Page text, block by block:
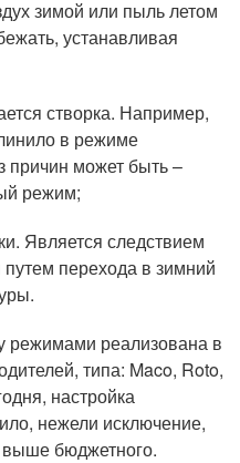
зимой или пыль летом
устанавливая
створка. Например,
в режиме
причин может быть –
режим;
Является следствием
путем перехода в зимний
режимами реализована в
типа: Maco, Roto,
настройка
нежели исключение,
бюджетного.